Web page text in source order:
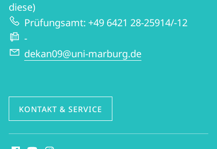
diese)
Prüfungsamt: +49 6421 28-25914/-12
-
dekan09@uni-marburg.de
KONTAKT & SERVICE